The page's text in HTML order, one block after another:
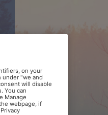
on your
under "we and
will disable
You can
Manage
webpage, if